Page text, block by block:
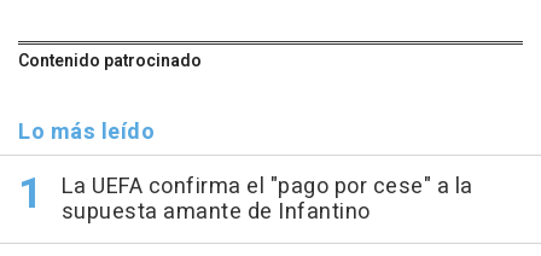
Contenido patrocinado
Lo más leído
La UEFA confirma el "pago por cese" a la
supuesta amante de Infantino